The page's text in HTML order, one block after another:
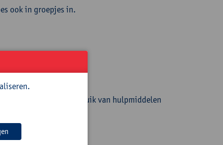
ook in groepjes in.
begrijpen en het gebruik van hulpmiddelen